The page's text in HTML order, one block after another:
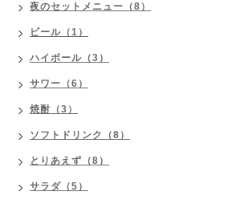
夜のセットメニュー（8）
ビール（1）
ハイボール（3）
サワー（6）
焼酎（3）
ソフトドリンク（8）
とりあえず（8）
サラダ（5）